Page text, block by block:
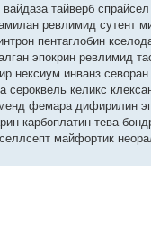
вайдаза тайверб
ревлимид сутент
пентаглобин
эпокрин ревлимид
нексиум инванз
сероквель келикс
фемара дифирилин
карбоплатин-тева
майфортик